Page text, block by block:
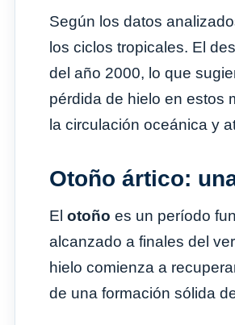
Según los datos
los ciclos tropicales. El
del año 2000, lo que
pérdida de hielo en estos
la circulación oceánica y
Otoño ártico:
El otoño es un período
alcanzado a finales del
hielo comienza a
de una formación sólida